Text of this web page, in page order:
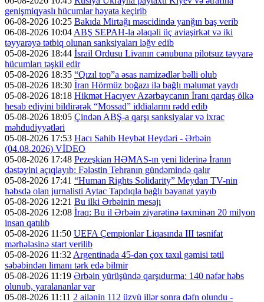
genişmiqyaslı hücumlar həyata keçirib
06-08-2026 10:25 Bakıda Mirtağı məscidində yanğın baş verib
06-08-2026 10:04 ABŞ SEPAH-la əlaqəli üç aviaşirkət və iki
təyyarəyə tətbiq olunan sanksiyaları ləğv edib
05-08-2026 18:44 İsrail Ordusu Livanın cənubuna pilotsuz təyyarə
hücumları təşkil edir
05-08-2026 18:35 “Qızıl top”a əsas namizədlər bəlli olub
05-08-2026 18:30 İran Hörmüz boğazı ilə bağlı məlumat yaydı
05-08-2026 18:18 Hikmət Hacıyev Azərbaycanın İranı qardaş ölkə
hesab ediyini bildirərək “Mossad” iddialarını rədd edib
05-08-2026 18:05 Çindən ABŞ-a qarşı sanksiyalar və ixrac
məhdudiyyətləri
05-08-2026 17:53 Hacı Sahib Heybət Heydəri - Ərbəin
(04.08.2026) VİDEO
05-08-2026 17:48 Pezeşkian HƏMAS-ın yeni liderinə İranın
dəstəyini açıqlayıb: Fələstin Tehranın gündəmində qalır
05-08-2026 17:41 “Human Rights Solidarity” Meydan TV-nin
həbsdə olan jurnalisti Aytac Tapdıqla bağlı bəyanat yayıb
05-08-2026 12:21 Bu ilki Ərbəinin mesajı
05-08-2026 12:08 İraq: Bu il Ərbəin ziyarətinə təxminən 20 milyon
insan qatılıb
05-08-2026 11:50 UEFA Çempionlar Liqasında III təsnifat
mərhələsinə start verilib
05-08-2026 11:32 Argentinada 45-dən çox taxıl gəmisi tətil
səbəbindən limanı tərk edə bilmir
05-08-2026 11:19 Ərbəin yürüşündə qarşıdurma: 140 nəfər həbs
olunub, yaralananlar var
05-08-2026 11:11 2 ailənin 112 üzvü illər sonra dəfn olundu -